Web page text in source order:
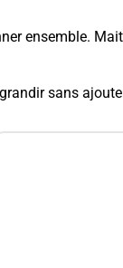
ensemble.
sans